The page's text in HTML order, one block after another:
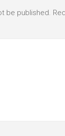
be published.